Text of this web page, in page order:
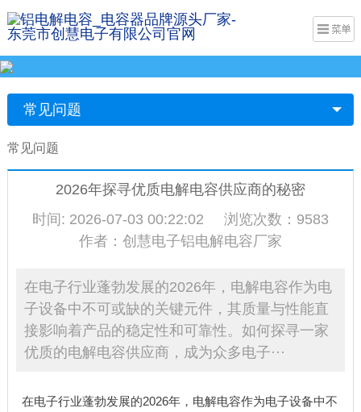
常见问题
常见问题
2026年探寻优质电解电容供应商的秘密
时间: 2026-07-03 00:22:02
浏览次数：9583
作者：创慧电子铝电解电容厂家
在电子行业蓬勃发展的2026年，电解电容作为电
子设备中不可或缺的关键元件，其质量与性能直
接影响着产品的稳定性和可靠性。如何探寻一家
优质的电解电容供应商，成为众多电子···
在电子行业蓬勃发展的2026年，电解电容作为电子设备中不